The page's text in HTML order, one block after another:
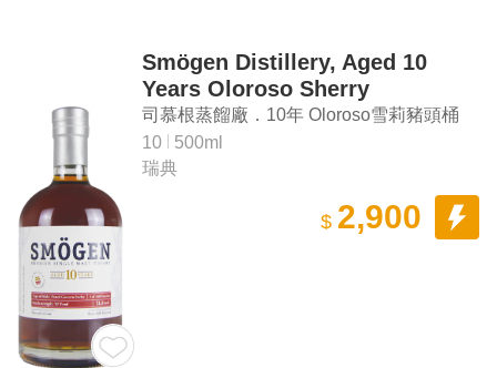
Smögen Distillery, Aged 10
Years Oloroso Sherry
Hogshead Single Malt Swedish
Whisky
司慕根蒸餾廠．10年 Oloroso雪莉豬頭桶
單一麥芽瑞典威士忌
10
500ml
瑞典
$ 2,900